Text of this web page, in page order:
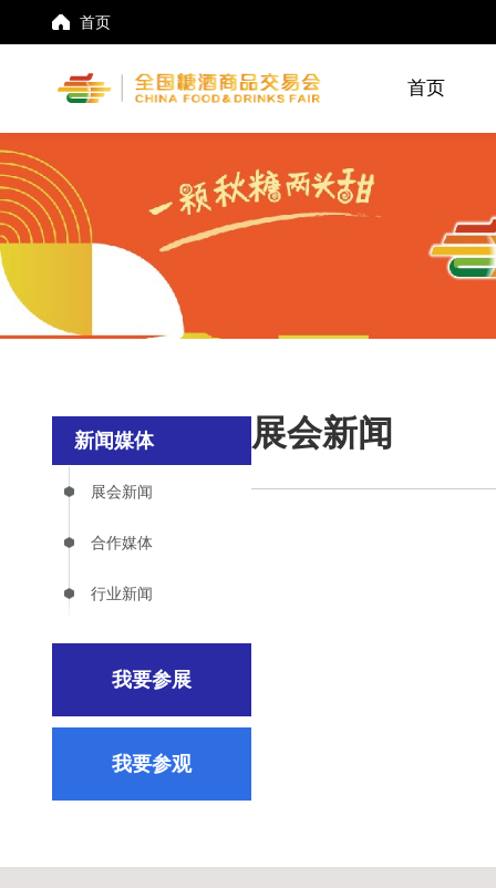
首页
首页
新闻媒体
展会新闻
合作媒体
行业新闻
我要参展
我要参观
展会新闻